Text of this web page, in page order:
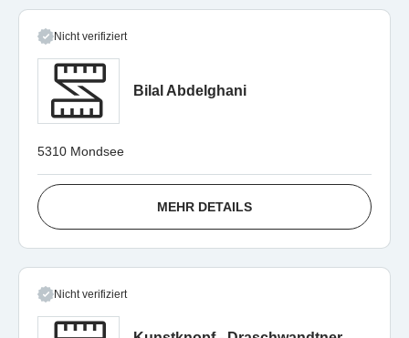
Nicht verifiziert
Bilal Abdelghani
5310 Mondsee
MEHR DETAILS
Nicht verifiziert